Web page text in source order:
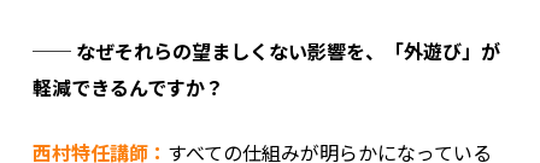
── なぜそれらの望ましくない影響を、「外遊び」が
軽減できるんですか？
西村特任講師： すべての仕組みが明らかになっている